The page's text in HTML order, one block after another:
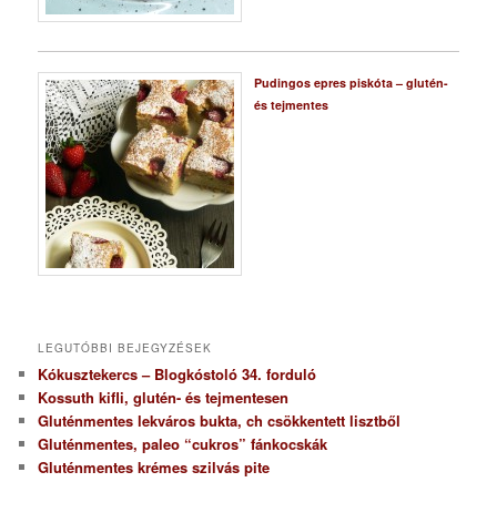
Pudingos epres piskóta – glutén-
és tejmentes
LEGUTÓBBI BEJEGYZÉSEK
Kókusztekercs – Blogkóstoló 34. forduló
Kossuth kifli, glutén- és tejmentesen
Gluténmentes lekváros bukta, ch csökkentett lisztből
Gluténmentes, paleo “cukros” fánkocskák
Gluténmentes krémes szilvás pite